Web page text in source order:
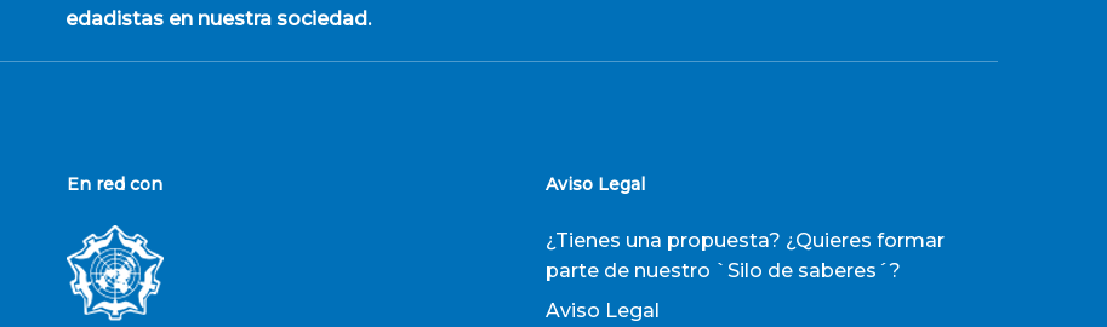
edadistas en nuestra sociedad.
En red con Aviso Legal
¿Tienes una propuesta? ¿Quieres formar
parte de nuestro `Silo de saberes´?
Aviso Legal